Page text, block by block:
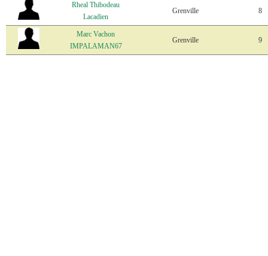
Rheal Thibodeau
Lacadien
Grenville 8
Marc Vachon
IMPALAMAN67
Grenville 9